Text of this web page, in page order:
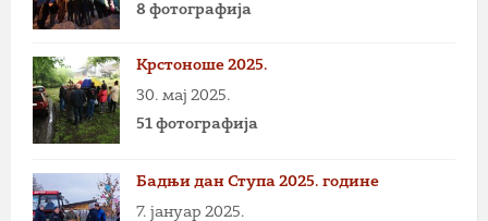
8 фотографија
Крстоноше 2025.
30. мај 2025.
51 фотографија
Бадњи дан Ступа 2025. године
7. јануар 2025.